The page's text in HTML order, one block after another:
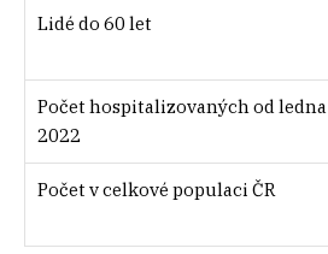
Lidé do 60 let
Počet hospitalizovaných od ledna
2022
Počet v celkové populaci ČR